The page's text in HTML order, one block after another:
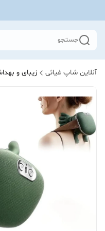
جستجو
آنلاین شاپ غیاثی زیبای و